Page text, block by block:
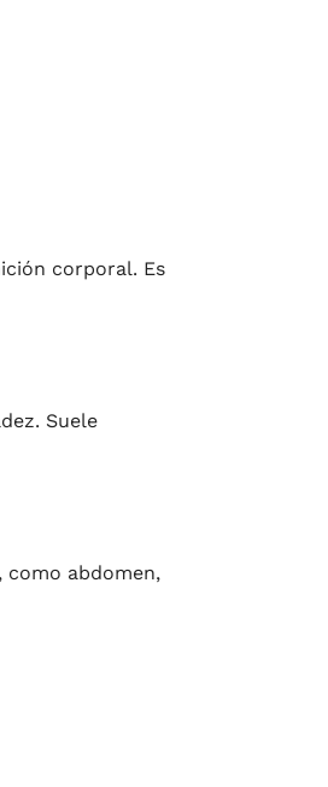
corporal. Es
Suele
como abdomen,